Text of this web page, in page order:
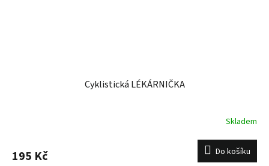
Cyklistická LÉKÁRNIČKA
Skladem
195 Kč Do košíku